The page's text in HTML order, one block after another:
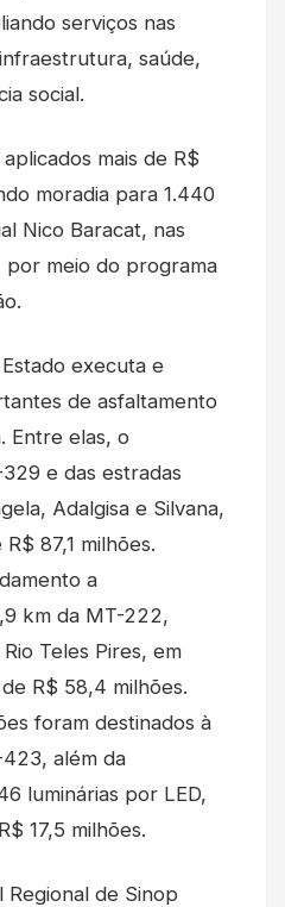
serviços nas
saúde,
social.
mais de R$
moradia para 1.440
Nico Baracat, nas
por meio do programa
executa e
de asfaltamento
Entre elas, o
e das estradas
Adalgisa e Silvana,
87,1 milhões.
a
km da MT-222,
Teles Pires, em
R$ 58,4 milhões.
foram destinados à
além da
luminárias por LED,
17,5 milhões.
Regional de Sinop